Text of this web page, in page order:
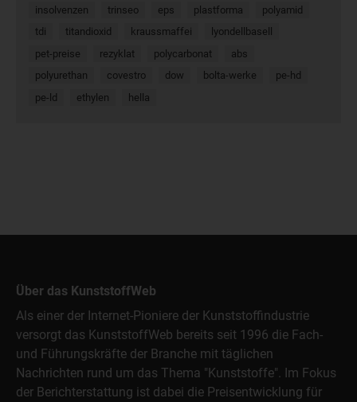
insolvenzen
trinseo eps plastforma
polyamid
tdi
titandioxid kraussmaffei
lyondellbasell
pet-preise
rezyklat polycarbonat
abs
polyurethan
covestro dow bolta-werke
pe-hd
pe-ld
ethylen hella
Über das KunststoffWeb
Als einer der Internet-Pioniere der Kunststoffindustrie
versorgt das KunststoffWeb bereits seit 1996 die Fach-
und Führungskräfte der Branche mit täglichen
Nachrichten rund um das Thema "Kunststoffe". Im Fokus
der Berichterstattung ist dabei die Preisentwicklung für